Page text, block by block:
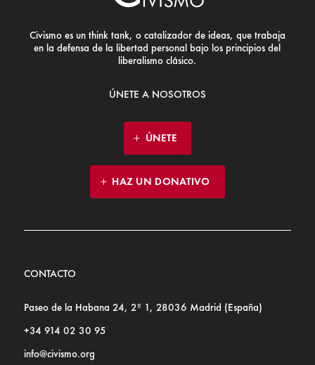
Civismo es un think tank, o catalizador de ideas, que trabaja
en la defensa de la libertad personal bajo los principios del
liberalismo clásico.
ÚNETE A NOSOTROS
ÚNETE
HAZ UN DONATIVO
CONTACTO
Paseo de la Habana 24, 2º 1, 28036 Madrid (España)
+34 914 02 30 95
info@civismo.org